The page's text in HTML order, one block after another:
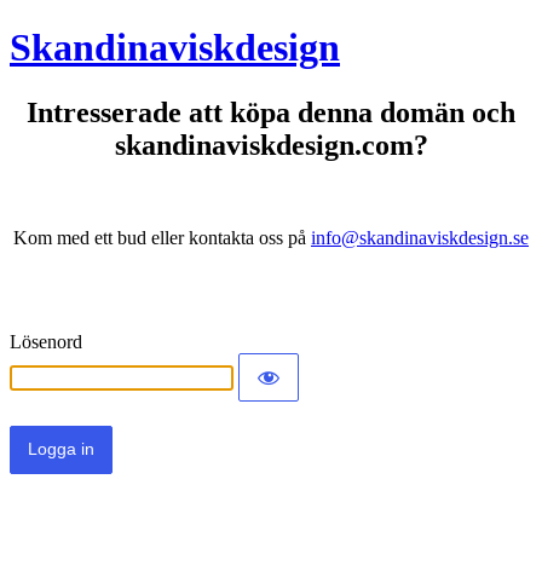
Skandinaviskdesign
Intresserade att köpa denna domän och
skandinaviskdesign.com?
Kom med ett bud eller kontakta oss på info@skandinaviskdesign.se
Lösenord